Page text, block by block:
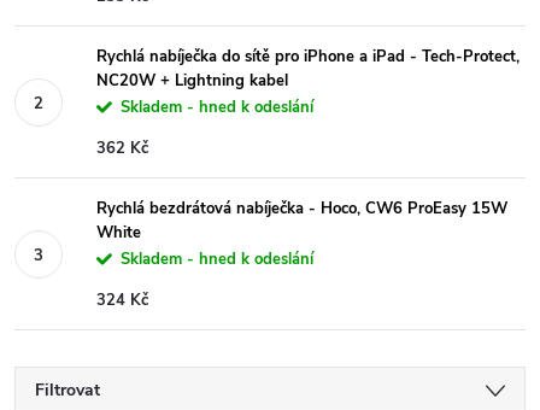
Rychlá nabíječka do sítě pro iPhone a iPad - Tech-Protect,
NC20W + Lightning kabel
Skladem - hned k odeslání
362 Kč
Rychlá bezdrátová nabíječka - Hoco, CW6 ProEasy 15W
White
Skladem - hned k odeslání
324 Kč
Filtrovat